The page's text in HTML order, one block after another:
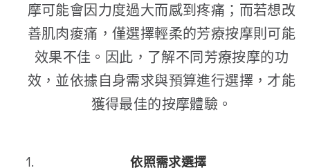
摩可能會因力度過大而感到疼痛；而若想改
善肌肉痠痛，僅選擇輕柔的芳療按摩則可能
效果不佳。因此，了解不同芳療按摩的功
效，並依據自身需求與預算進行選擇，才能
獲得最佳的按摩體驗。
依照需求選擇